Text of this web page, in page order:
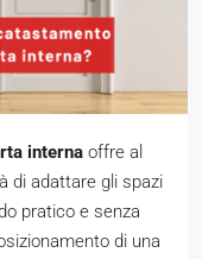
interna offre al
di adattare gli spazi
pratico e senza
di una